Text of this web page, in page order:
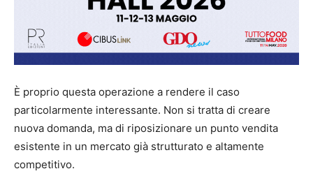
È proprio questa operazione a rendere il caso
particolarmente interessante. Non si tratta di creare
nuova domanda, ma di riposizionare un punto vendita
esistente in un mercato già strutturato e altamente
competitivo.